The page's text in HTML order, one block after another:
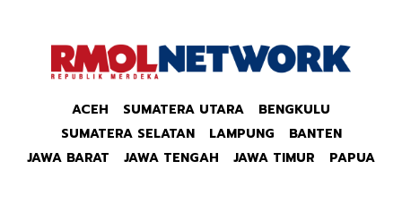
ACEH SUMATERA UTARA
BENGKULU
SUMATERA SELATAN
LAMPUNG
BANTEN
JAWA BARAT
JAWA TENGAH JAWA TIMUR PAPUA